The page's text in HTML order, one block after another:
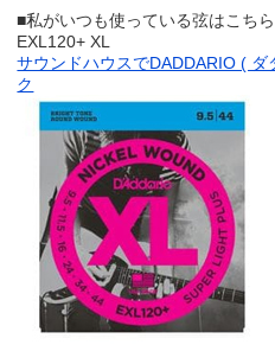
■私がいつも使っている弦はこち
EXL120+ XL
サウンドハウスでDADDARIO (
ク